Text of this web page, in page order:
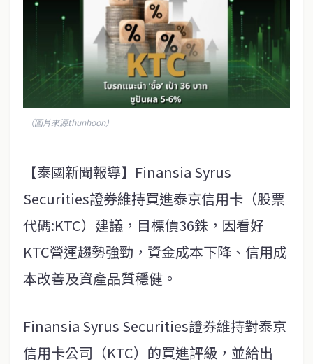
（圖片來源thunhoon）
【泰國新聞報導】Finansia Syrus
Securities證券維持買進泰京信用卡（股票
代碼:KTC）建議，目標價36銖，因看好
KTC營運趨勢強勁，資金成本下降、信用成
本改善及資產品質穩健。
Finansia Syrus Securities證券維持對泰京
信用卡公司（KTC）的買進評級，並給出